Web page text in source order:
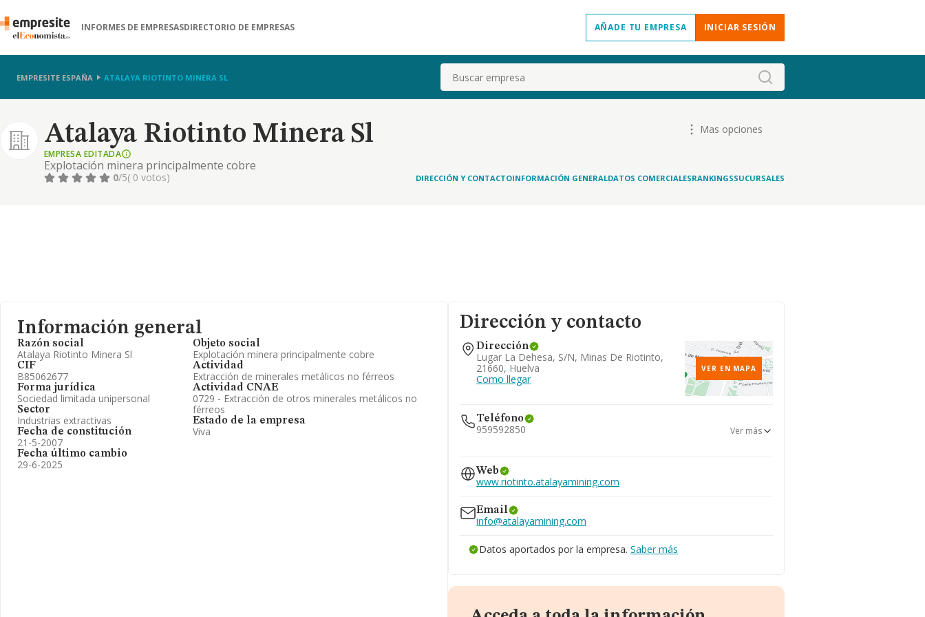
INFORMES DE EMPRESASDIRECTORIO DE EMPRESAS AÑADE TU EMPRESA INICIAR SESIÓN
EMPRESITE ESPAÑA ATALAYA RIOTINTO MINERA SL Buscar
Atalaya Riotinto Minera Sl
EMPRESA EDITADA
Explotación minera principalmente cobre
Mas opciones
0/5( 0 votos) DIRECCIÓN Y CONTACTOINFORMACIÓN GENERALDATOS COMERCIALESRANKINGSSUCURSALES
Información general
Razón social
Atalaya Riotinto Minera Sl
CIF
B85062677
Forma jurídica
Sociedad limitada unipersonal
Sector
Industrias extractivas
Fecha de constitución
21-5-2007
Fecha último cambio
29-6-2025
Objeto social
Explotación minera principalmente cobre
Actividad
Extracción de minerales metálicos no férreos
Actividad CNAE
0729 - Extracción de otros minerales metálicos no
férreos
Estado de la empresa
Viva
Dirección y contacto
Dirección
Lugar La Dehesa, S/n, Minas De Riotinto,
21660, Huelva
Como llegar
VER EN MAPA
Teléfono
959592850 Ver más
Web
www.riotinto.atalayamining.com
Email
info@atalayamining.com
Datos aportados por la empresa.Saber más